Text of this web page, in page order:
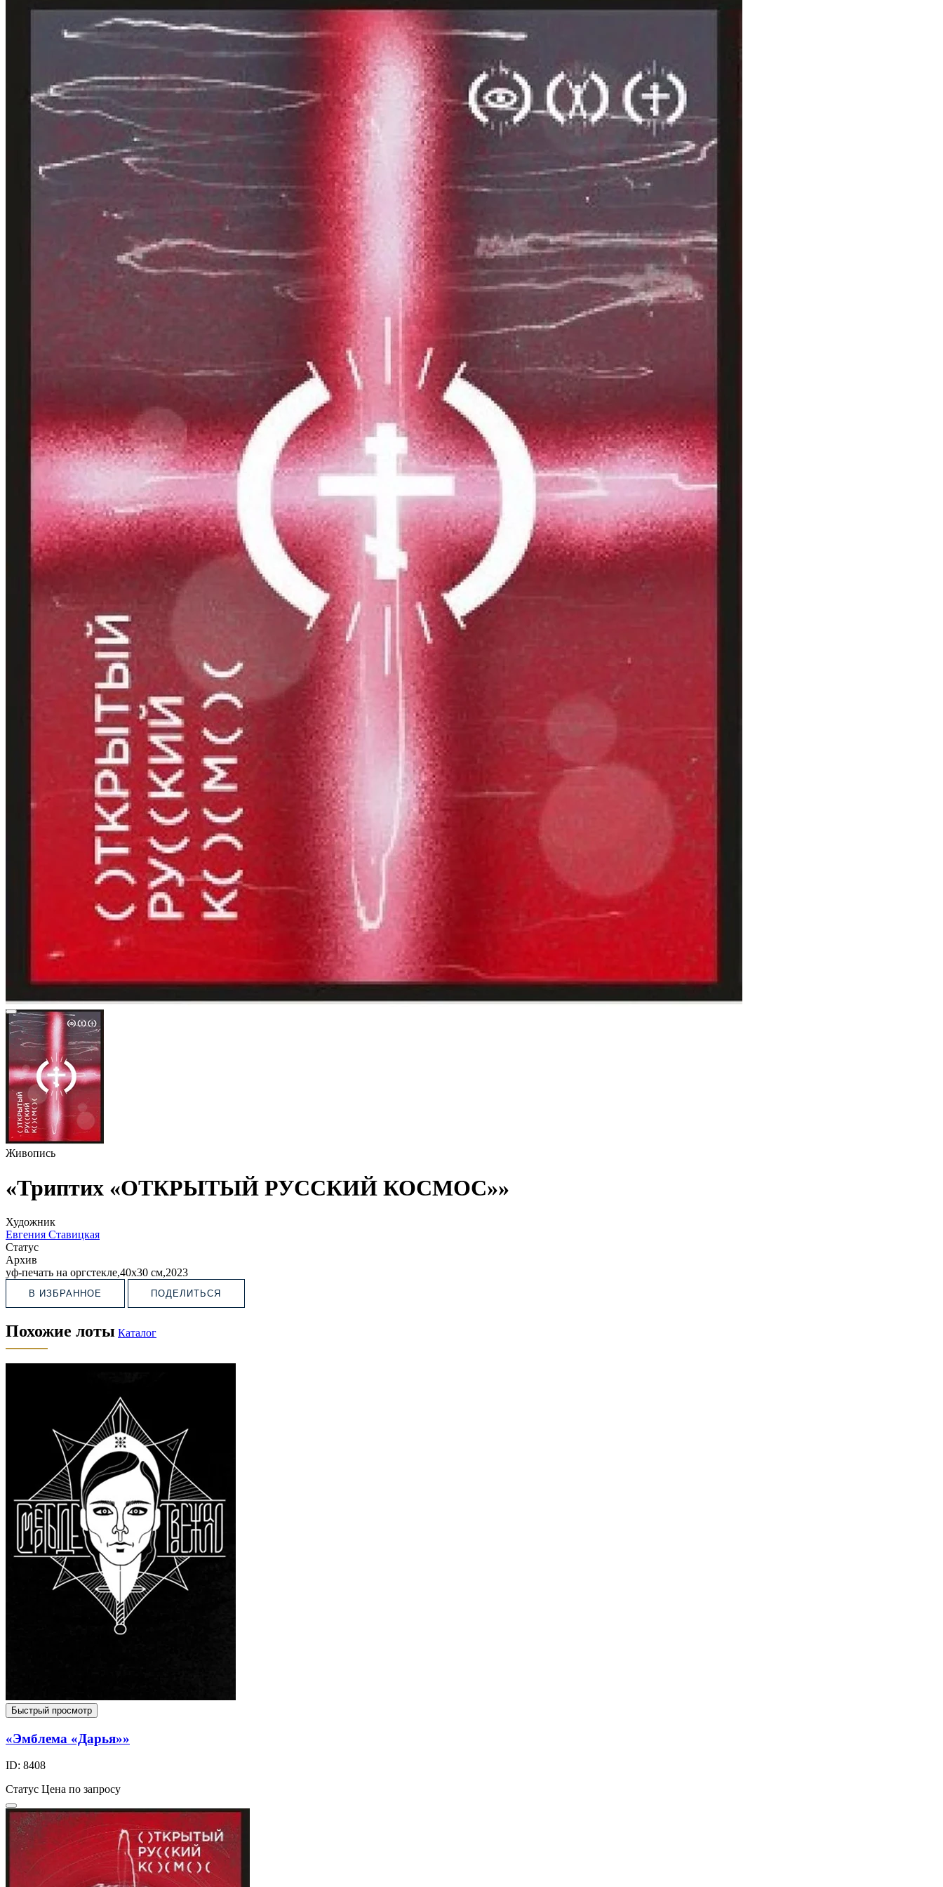
Живопись
«Триптих «ОТКРЫТЫЙ РУССКИЙ КОСМОС»»
Художник
Евгения Ставицкая
Статус
Архив
уф-печать на оргстекле,40х30 см,2023
В ИЗБРАННОЕ ПОДЕЛИТЬСЯ
Похожие лоты Каталог
Быстрый просмотр
«Эмблема «Дарья»»
ID: 8408
Статус Цена по запросу